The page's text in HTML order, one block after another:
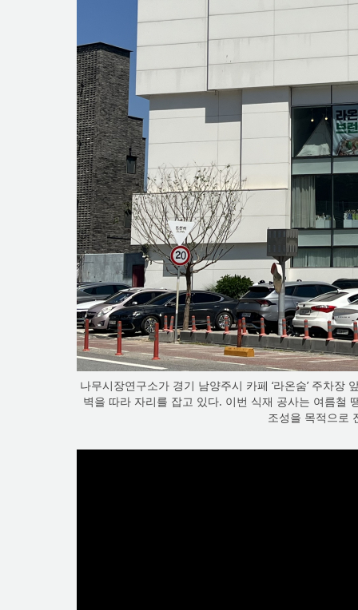
나무시장연구소가 경기 남양주시 카페 ‘라온숨’ 주차장
벽을 따라 자리를 잡고 있다. 이번 식재 공사는 여름철
조성을 목적으로